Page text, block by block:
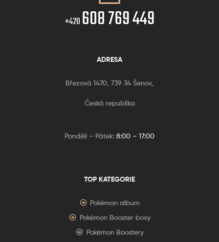
+420 608 769 449
ADRESA
Březová 1470, 739 34 Šenov,
Česká republika
Pondělí – Pátek: 8:00 – 17:00
TOP KATEGORIE
Pokémon album
Pokémon Booster boxy
Pokémon Boostery